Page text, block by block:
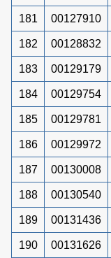
181 00127910
182 00128832
183 00129179
184 00129754
185 00129781
186 00129972
187 00130008
188 00130540
189 00131436
190 00131626